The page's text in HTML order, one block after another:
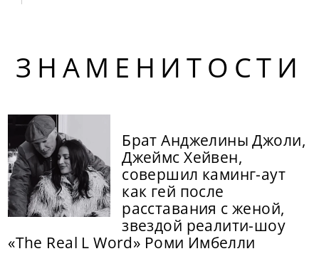
ЗНАМЕНИТОСТИ
Брат Анджелины Джоли,
Джеймс Хейвен,
совершил каминг-аут
как гей после
расставания с женой,
звездой реалити-шоу
«The Real L Word» Роми Имбелли